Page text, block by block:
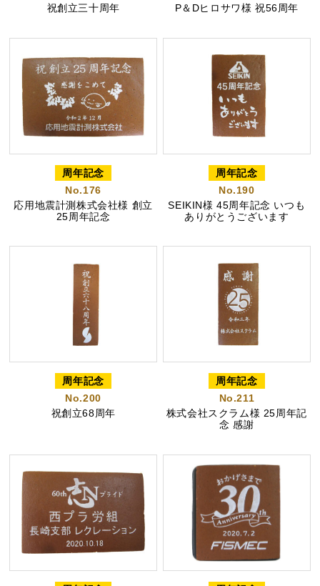
出産内祝カステラ 記念カステラ 長寿のお祝いカステラ
カステラ
特製ハニーカステラ極 ハニーカステラ
カステラ巻・三笠山
祝創立三十周年
P＆Dヒロサワ様 祝56周年
周年記念
No.176
応用地震計測株式会社様 創立
25周年記念
周年記念
No.190
SEIKIN様 45周年記念 いつも
ありがとうございます
周年記念
No.200
祝創立68周年
周年記念
No.211
株式会社スクラム様 25周年記
念 感謝